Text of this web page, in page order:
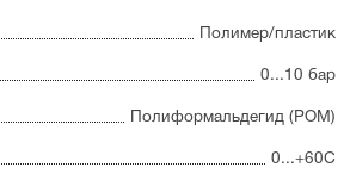
Полимер/пластик
0...10 бар
Полиформальдегид (POM)
0...+60С